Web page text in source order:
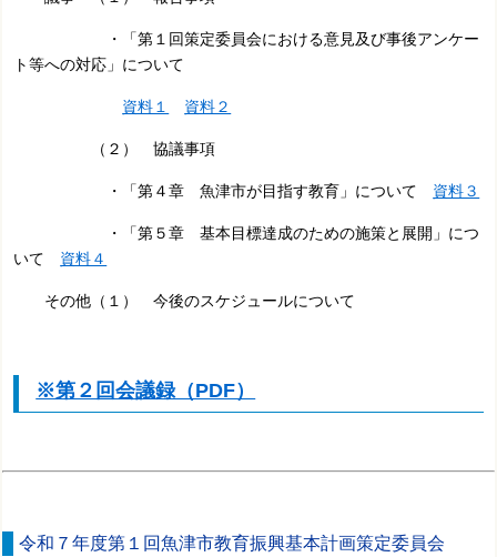
・「第１回策定委員会における意見及び事後アンケー
ト等への対応」について
資料１ 資料２
（２） 協議事項
・「第４章 魚津市が目指す教育」について 資料３
・「第５章 基本目標達成のための施策と展開」につ
いて 資料４
その他（１） 今後のスケジュールについて
※第２回会議録（PDF）
令和７年度第１回魚津市教育振興基本計画策定委員会